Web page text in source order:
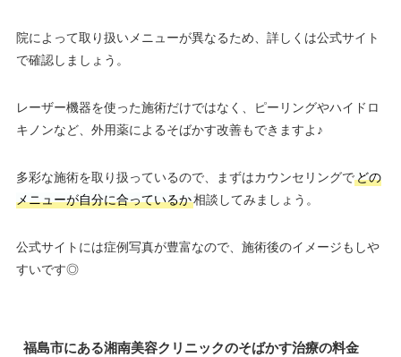
院によって取り扱いメニューが異なるため、詳しくは公式サイト
で確認しましょう。
レーザー機器を使った施術だけではなく、ピーリングやハイドロ
キノンなど、外用薬によるそばかす改善もできますよ♪
多彩な施術を取り扱っているので、まずはカウンセリングでどの
メニューが自分に合っているか相談してみましょう。
公式サイトには症例写真が豊富なので、施術後のイメージもしや
すいです◎
福島市にある湘南美容クリニックのそばかす治療の料金